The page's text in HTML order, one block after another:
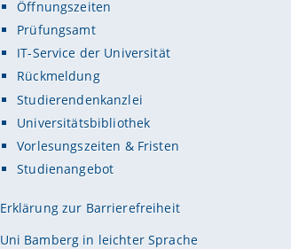
Öffnungszeiten
Prüfungsamt
IT-Service der Universität
Rückmeldung
Studierendenkanzlei
Universitätsbibliothek
Vorlesungszeiten & Fristen
Studienangebot
Erklärung zur Barrierefreiheit
Uni Bamberg in leichter Sprache